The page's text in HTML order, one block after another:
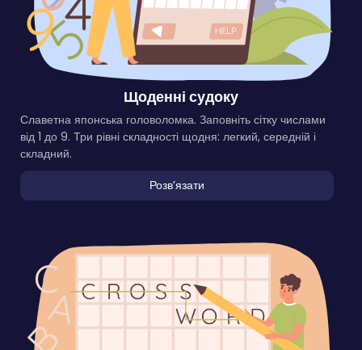
Щоденні судоку
Славетна японська головоломка. Заповніть сітку числами
від 1 до 9. Три рівні складності щодня: легкий, середній і
складний.
Розвʼязати